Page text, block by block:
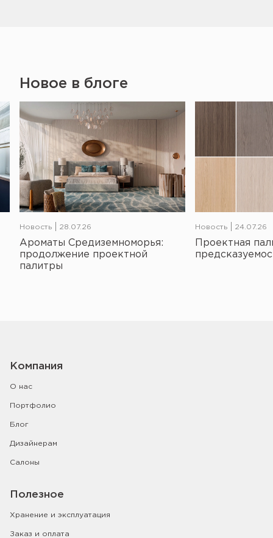
Новое в блоге
Новость 28.07.26
Ароматы Средиземноморья:
продолжение проектной
палитры
Новость 24.07.26
Проектная
Компания
О нас
Портфолио
Блог
Дизайнерам
Салоны
Полезное
Хранение и эксплуатация
Заказ и оплата